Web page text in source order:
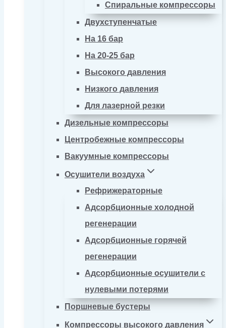
Спиральные компрессоры
Двухступенчатые
На 16 бар
На 20-25 бар
Высокого давления
Низкого давления
Для лазерной резки
Дизельные компрессоры
Центробежные компрессоры
Вакуумные компрессоры
Осушители воздуха
Рефрижераторные
Адсорбционные холодной
регенерации
Адсорбционные горячей
регенерации
Адсорбционные осушители с
нулевыми потерями
Поршневые бустеры
Компрессоры высокого давления